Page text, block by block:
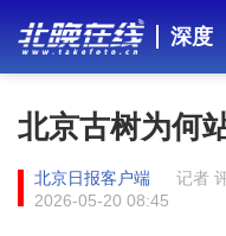
深度
北京古树为何
北京日报客户端
记者
2026-05-20 08:45